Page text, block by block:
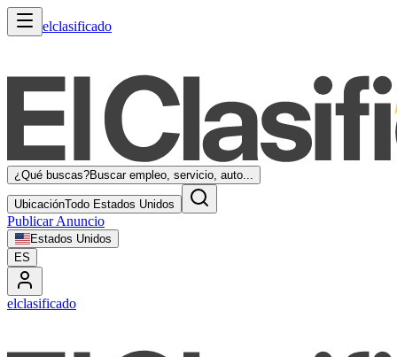
elclasificado
¿Qué buscas?Buscar empleo, servicio, auto...
UbicaciónTodo Estados Unidos
Publicar Anuncio
Estados Unidos
ES
elclasificado